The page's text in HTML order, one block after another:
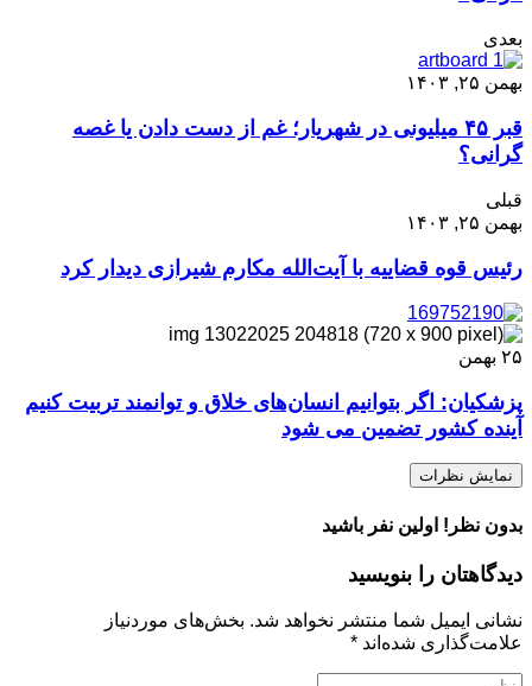
بعدی
بهمن ۲۵, ۱۴۰۳
قبر ۴۵ میلیونی در شهریار؛ غم از دست دادن یا غصه
گرانی؟
قبلی
بهمن ۲۵, ۱۴۰۳
رئیس قوه قضاییه با آیت‌الله مکارم شیرازی دیدار کرد
۲۵ بهمن
پزشکیان: اگر بتوانیم انسان‌های خلاق و توانمند تربیت کنیم
آینده کشور تضمین می شود
نمایش نظرات
بدون نظر! اولین نفر باشید
دیدگاهتان را بنویسید
نشانی ایمیل شما منتشر نخواهد شد. بخش‌های موردنیاز
علامت‌گذاری شده‌اند *